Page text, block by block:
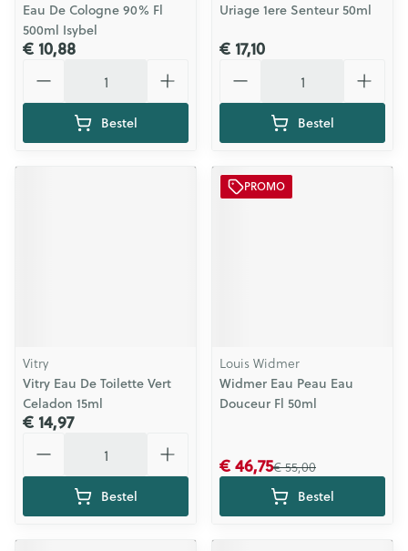
Eau De Cologne 90% Fl
500ml Isybel
€ 10,88
Bestel
Uriage 1ere Senteur 50ml
€ 17,10
Bestel
Vitry
Vitry Eau De Toilette Vert
Celadon 15ml
€ 14,97
Bestel
PROMO
Louis Widmer
Widmer Eau Peau Eau
Douceur Fl 50ml
€ 55,00
€ 46,75
Bestel